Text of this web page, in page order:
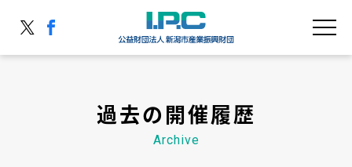
過去の開催履歴